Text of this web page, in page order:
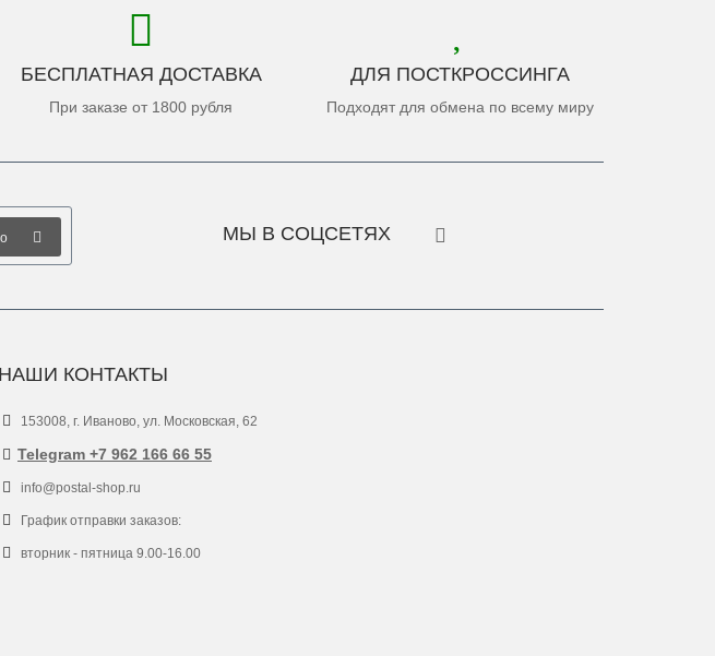
БЕСПЛАТНАЯ ДОСТАВКА
При заказе от 1800 рубля
ДЛЯ ПОСТКРОССИНГА
Подходят для обмена по всему миру
МЫ В СОЦСЕТЯХ
НАШИ КОНТАКТЫ
153008, г. Иваново, ул. Московская, 62
Telegram +7 962 166 66 55
info@postal-shop.ru
График отправки заказов:
вторник - пятница 9.00-16.00